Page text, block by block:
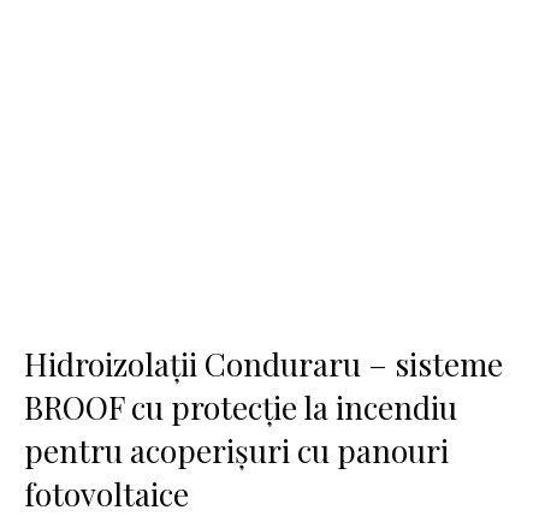
Hidroizolații Conduraru – sisteme
BROOF cu protecție la incendiu
pentru acoperișuri cu panouri
fotovoltaice